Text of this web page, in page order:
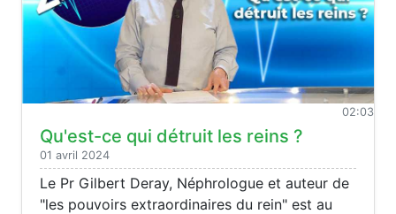
02:03
Qu'est-ce qui détruit les reins ?
01 avril 2024
Le Pr Gilbert Deray, Néphrologue et auteur de
"les pouvoirs extraordinaires du rein" est au